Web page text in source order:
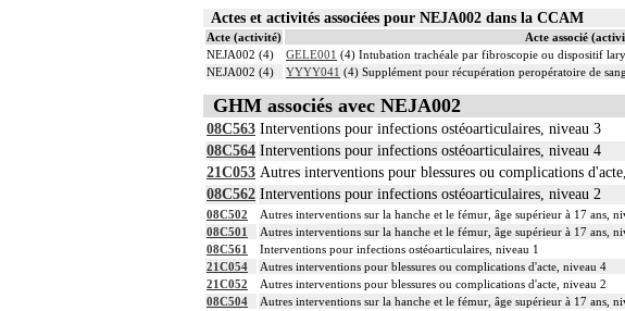
Actes et activités associées pour NEJA002 dans la CCAM
Acte (activité)
Acte associé
NEJA002 (4)
GELE001 (4) Intubation trachéale par fibroscopie ou dispositif
NEJA002 (4)
YYYY041 (4) Supplément pour récupération peropératoire de sang
GHM associés avec NEJA002
08C563 Interventions pour infections ostéoarticulaires, niveau 3
08C564 Interventions pour infections ostéoarticulaires, niveau 4
21C053 Autres interventions pour blessures ou complications
08C562 Interventions pour infections ostéoarticulaires, niveau 2
08C502
Autres interventions sur la hanche et le fémur, âge supérieur à 17 ans,
08C501
Autres interventions sur la hanche et le fémur, âge supérieur à 17 ans,
08C561
Interventions pour infections ostéoarticulaires, niveau 1
21C054
Autres interventions pour blessures ou complications d'acte, niveau 4
21C052
Autres interventions pour blessures ou complications d'acte, niveau 2
08C504
Autres interventions sur la hanche et le fémur, âge supérieur à 17 ans,